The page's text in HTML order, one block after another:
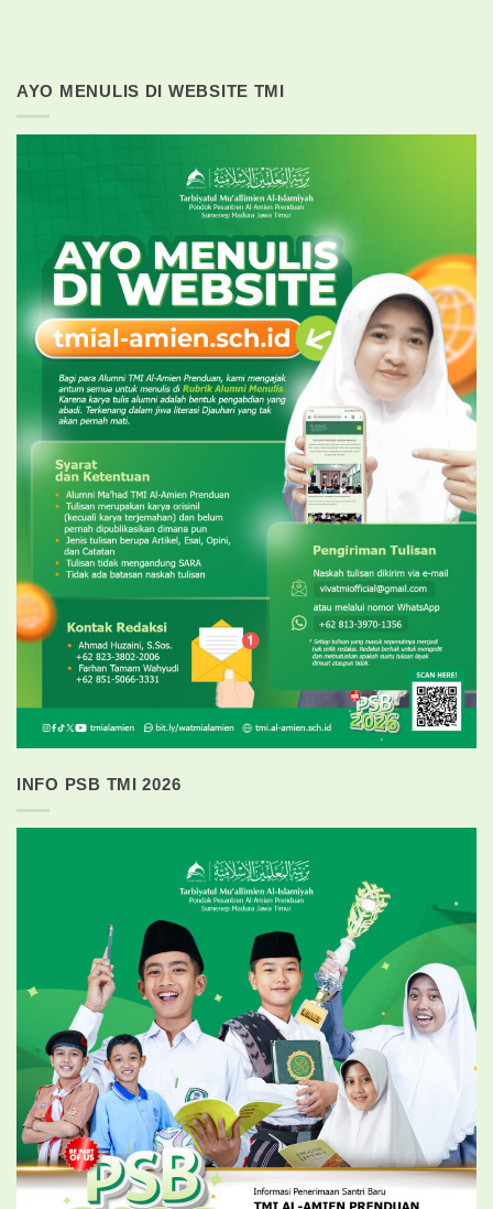
AYO MENULIS DI WEBSITE TMI
INFO PSB TMI 2026